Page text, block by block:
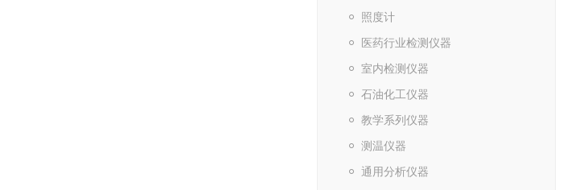
照度计
医药行业检测仪器
室内检测仪器
石油化工仪器
教学系列仪器
测温仪器
通用分析仪器